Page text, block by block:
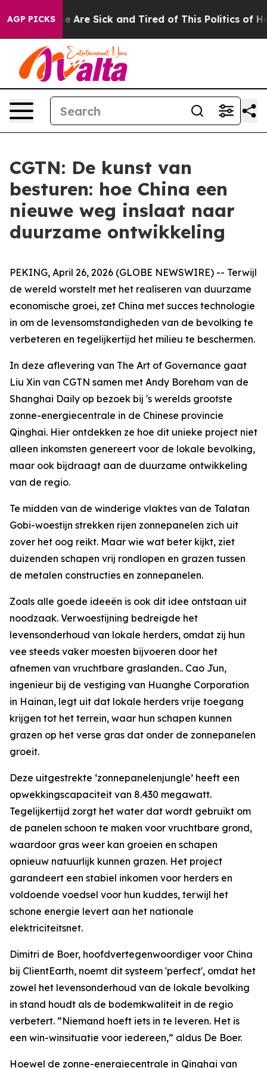
AGP PICKS
“People Are Sick and Tired of This Politics of
CGTN: De kunst van
besturen: hoe China een
nieuwe weg inslaat naar
duurzame ontwikkeling
PEKING, April 26, 2026 (GLOBE NEWSWIRE) -- Terwijl
de wereld worstelt met het realiseren van duurzame
economische groei, zet China met succes technologie
in om de levensomstandigheden van de bevolking te
verbeteren en tegelijkertijd het milieu te beschermen.
In deze aflevering van The Art of Governance gaat
Liu Xin van CGTN samen met Andy Boreham van de
Shanghai Daily op bezoek bij 's werelds grootste
zonne-energiecentrale in de Chinese provincie
Qinghai. Hier ontdekken ze hoe dit unieke project niet
alleen inkomsten genereert voor de lokale bevolking,
maar ook bijdraagt aan de duurzame ontwikkeling
van de regio.
Te midden van de winderige vlaktes van de Talatan
Gobi-woestijn strekken rijen zonnepanelen zich uit
zover het oog reikt. Maar wie wat beter kijkt, ziet
duizenden schapen vrij rondlopen en grazen tussen
de metalen constructies en zonnepanelen.
Zoals alle goede ideeën is ook dit idee ontstaan uit
noodzaak. Verwoestijning bedreigde het
levensonderhoud van lokale herders, omdat zij hun
vee steeds vaker moesten bijvoeren door het
afnemen van vruchtbare graslanden.. Cao Jun,
ingenieur bij de vestiging van Huanghe Corporation
in Hainan, legt uit dat lokale herders vrije toegang
krijgen tot het terrein, waar hun schapen kunnen
grazen op het verse gras dat onder de zonnepanelen
groeit.
Deze uitgestrekte ‘zonnepanelenjungle’ heeft een
opwekkingscapaciteit van 8.430 megawatt.
Tegelijkertijd zorgt het water dat wordt gebruikt om
de panelen schoon te maken voor vruchtbare grond,
waardoor gras weer kan groeien en schapen
opnieuw natuurlijk kunnen grazen. Het project
garandeert een stabiel inkomen voor herders en
voldoende voedsel voor hun kuddes, terwijl het
schone energie levert aan het nationale
elektriciteitsnet.
Dimitri de Boer, hoofdvertegenwoordiger voor China
bij ClientEarth, noemt dit systeem 'perfect', omdat het
zowel het levensonderhoud van de lokale bevolking
in stand houdt als de bodemkwaliteit in de regio
verbetert. “Niemand hoeft iets in te leveren. Het is
een win-winsituatie voor iedereen,” aldus De Boer.
Hoewel de zonne-energiecentrale in Qinghai van